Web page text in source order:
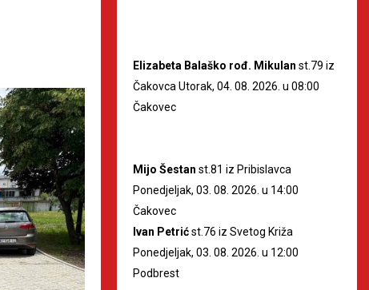
Elizabeta Balaško rođ. Mikulan st.79 iz
Čakovca Utorak, 04. 08. 2026. u 08:00
Čakovec
Mijo Šestan st.81 iz Pribislavca
Ponedjeljak, 03. 08. 2026. u 14:00
Čakovec
Ivan Petrićst.76 iz Svetog Križa
Ponedjeljak, 03. 08. 2026. u 12:00
Podbrest